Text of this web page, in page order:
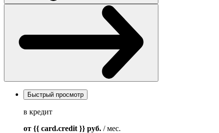
Быстрый просмотр
в кредит
от {{ card.credit }} руб. / мес.